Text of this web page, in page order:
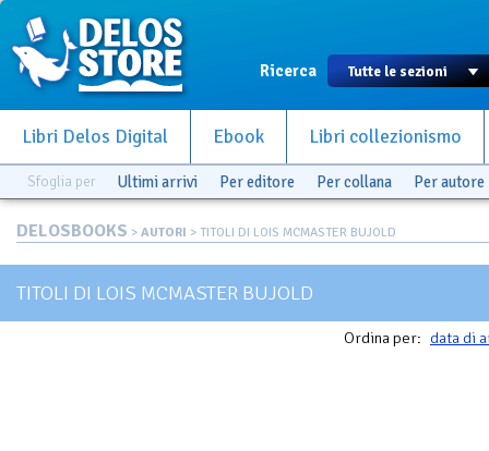
Ricerca
Libri Delos Digital Ebook Libri collezionismo
Sfoglia per Ultimi arrivi Per editore Per collana Per autore
DELOSBOOKS > AUTORI > TITOLI DI LOIS MCMASTER BUJOLD
TITOLI DI LOIS MCMASTER BUJOLD
Ordina per: data di